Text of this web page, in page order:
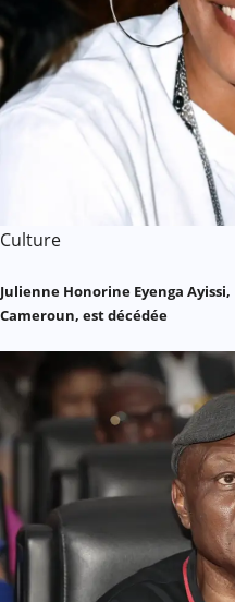
Culture
Julienne Honorine Eyenga
Cameroun, est décédée